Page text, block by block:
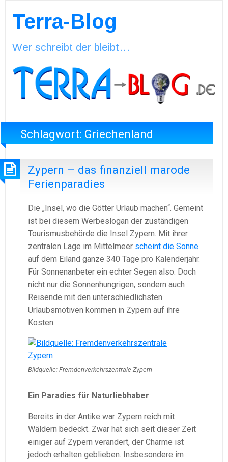
Terra-Blog
Wer schreibt der bleibt…
Schlagwort: Griechenland
Zypern – das finanziell marode
Ferienparadies
Die „Insel, wo die Götter Urlaub machen“. Gemeint
ist bei diesem Werbeslogan der zuständigen
Tourismusbehörde die Insel Zypern. Mit ihrer
zentralen Lage im Mittelmeer scheint die Sonne
auf dem Eiland ganze 340 Tage pro Kalenderjahr.
Für Sonnenanbeter ein echter Segen also. Doch
nicht nur die Sonnenhungrigen, sondern auch
Reisende mit den unterschiedlichsten
Urlaubsmotiven kommen in Zypern auf ihre
Kosten.
Bildquelle: Fremdenverkehrszentrale Zypern
Ein Paradies für Naturliebhaber
Bereits in der Antike war Zypern reich mit
Wäldern bedeckt. Zwar hat sich seit dieser Zeit
einiger auf Zypern verändert, der Charme ist
jedoch erhalten geblieben. Insbesondere im